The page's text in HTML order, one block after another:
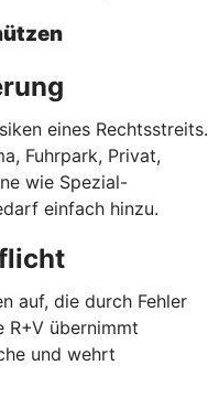
eines Rechtsstreits.
Fuhrpark, Privat,
wie Spezial-
einfach hinzu.
auf, die durch Fehler
R+V übernimmt
und wehrt